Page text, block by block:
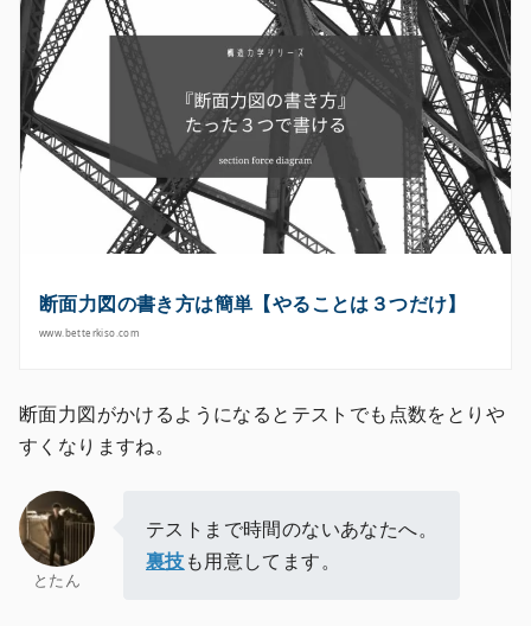
断面力図の書き方は簡単【やることは３つだけ】
www.betterkiso.com
断面力図がかけるようになるとテストでも点数をとりや
すくなりますね。
とたん
テストまで時間のないあなたへ。
裏技も用意してます。